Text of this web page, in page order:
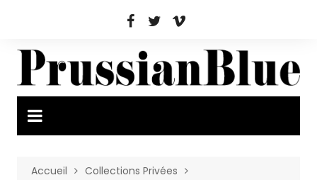
Accueil
Collections Privées